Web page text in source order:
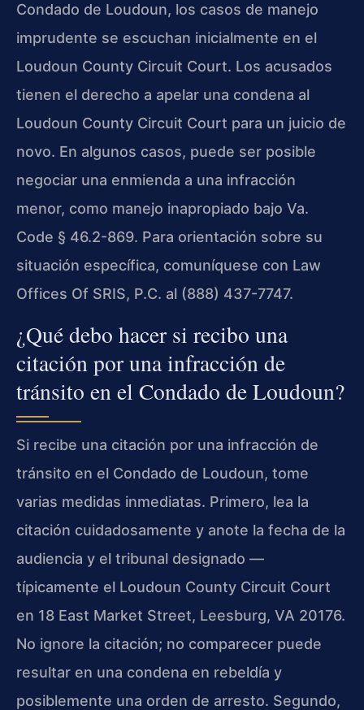
Condado de Loudoun, los casos de manejo
imprudente se escuchan inicialmente en el
Loudoun County Circuit Court. Los acusados
tienen el derecho a apelar una condena al
Loudoun County Circuit Court para un juicio de
novo. En algunos casos, puede ser posible
negociar una enmienda a una infracción
menor, como manejo inapropiado bajo Va.
Code § 46.2-869. Para orientación sobre su
situación específica, comuníquese con Law
Offices Of SRIS, P.C. al (888) 437-7747.
¿Qué debo hacer si recibo una
citación por una infracción de
tránsito en el Condado de Loudoun?
Si recibe una citación por una infracción de
tránsito en el Condado de Loudoun, tome
varias medidas inmediatas. Primero, lea la
citación cuidadosamente y anote la fecha de la
audiencia y el tribunal designado —
típicamente el Loudoun County Circuit Court
en 18 East Market Street, Leesburg, VA 20176.
No ignore la citación; no comparecer puede
resultar en una condena en rebeldía y
posiblemente una orden de arresto. Segundo,